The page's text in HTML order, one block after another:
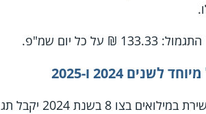
₪ על כל יום שמ"פ.
לשנים 2024 ו-2025